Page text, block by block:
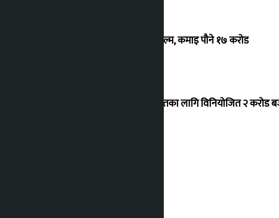
‘गौंथली’ बन्यो धेरै कमाउने सातौं नेपाली फिल्म, कमाइ पौने १७ करोड
शेखरले अस्वीकार गरे कोइराला निवास मर्मतका लागि विनियोजित २ करोड